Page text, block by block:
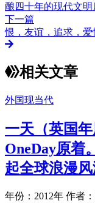
酿四十年的现代文明
下一篇
恨，友谊，追求，
相关文章
外国现当代
一天（英国
OneDay原着
起全球浪漫风
年份：2012年 作者